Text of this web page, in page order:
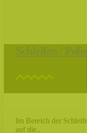
Schleifen /
Im Bereich der
auf die..